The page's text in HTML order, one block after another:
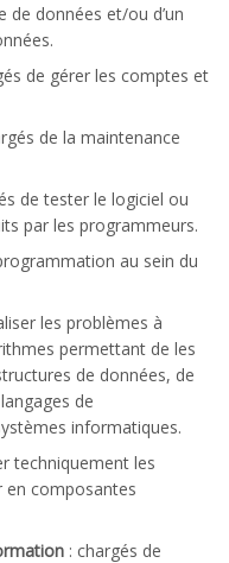
de données et/ou d’un
de gérer les comptes et
de la maintenance
de tester le logiciel ou
par les programmeurs.
au sein du
les problèmes à
permettant de les
de données, de
de
informatiques.
techniquement les
en composantes
: chargés de